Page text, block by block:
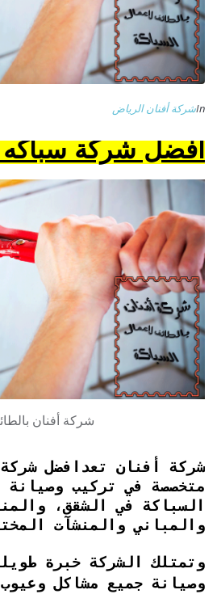
Inشركة أفنان الرياض
افضل شركة سباكه
شركة أفنان
شركة أفنان تعدافضل
متخصصة في تركيب وصيانة
السباكة في الشقق،
والمباني والمنشآت
وتمتلك الشركة خبرة
وصيانة جميع مشاكل